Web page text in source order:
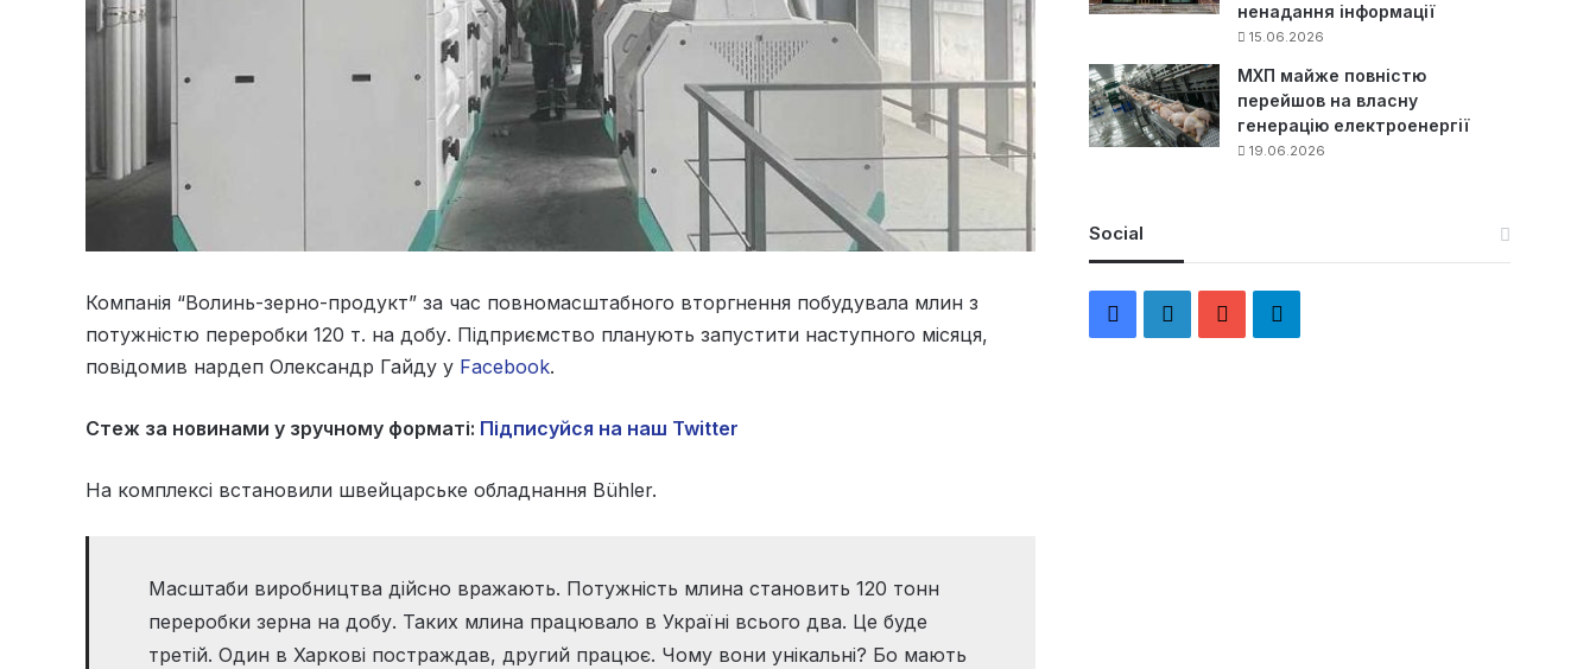
Компанія “Волинь-зерно-продукт” за час повномасштабного вторгнення побудувала млин з
потужністю переробки 120 т. на добу. Підприємство планують запустити наступного місяця,
повідомив нардеп Олександр Гайду у Facebook.
Стеж за новинами у зручному форматі: Підписуйся на наш Twitter
На комплексі встановили швейцарське обладнання Bühler.
Масштаби виробництва дійсно вражають. Потужність млина становить 120 тонн
переробки зерна на добу. Таких млина працювало в Україні всього два. Це буде
третій. Один в Харкові постраждав, другий працює. Чому вони унікальні? Бо мають
ненадання інформації
15.06.2026
МХП майже повністю
перейшов на власну
генерацію електроенергії
19.06.2026
Social